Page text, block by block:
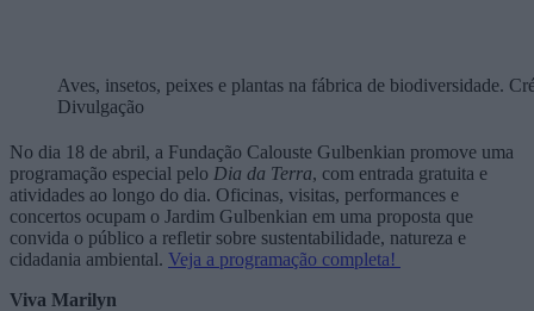
Aves, insetos, peixes e plantas na fábrica de biodiversidade.
Divulgação
No dia 18 de abril, a Fundação Calouste Gulbenkian promove uma
programação especial pelo Dia da Terra, com entrada gratuita e
atividades ao longo do dia. Oficinas, visitas, performances e
concertos ocupam o Jardim Gulbenkian em uma proposta que
convida o público a refletir sobre sustentabilidade, natureza e
cidadania ambiental. Veja a programação completa!
Viva Marilyn